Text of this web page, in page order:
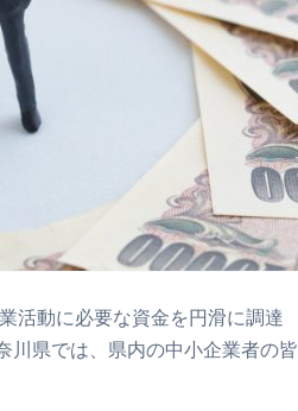
活動に必要な資金を円滑に調達
川県では、県内の中小企業者の皆